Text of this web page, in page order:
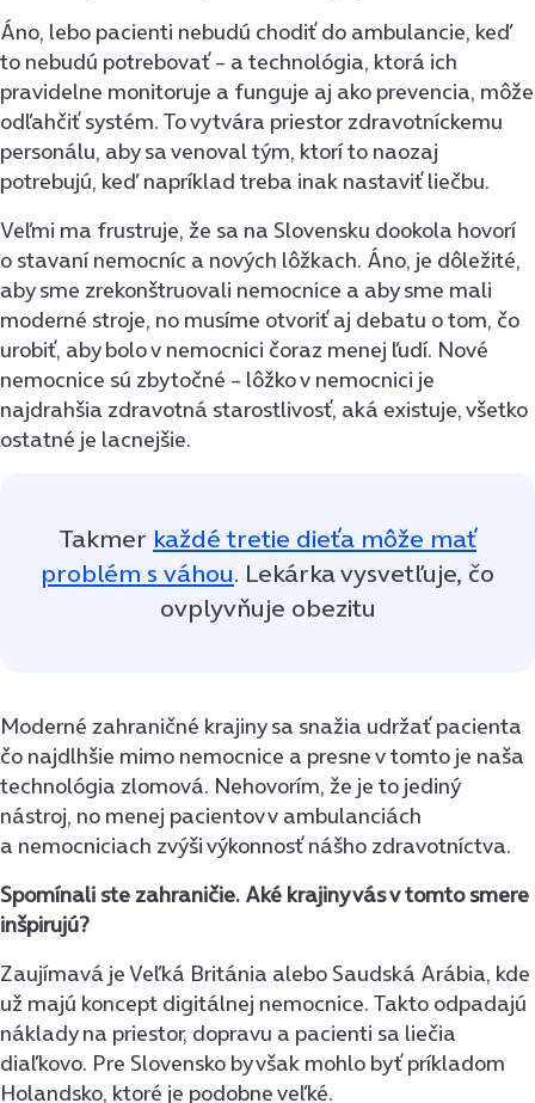
Áno, lebo pacienti nebudú chodiť do ambulancie, keď
to nebudú potrebovať – a technológia, ktorá ich
pravidelne monitoruje a funguje aj ako prevencia, môže
odľahčiť systém. To vytvára priestor zdravotníckemu
personálu, aby sa venoval tým, ktorí to naozaj
potrebujú, keď napríklad treba inak nastaviť liečbu.
Veľmi ma frustruje, že sa na Slovensku dookola hovorí
o stavaní nemocníc a nových lôžkach. Áno, je dôležité,
aby sme zrekonštruovali nemocnice a aby sme mali
moderné stroje, no musíme otvoriť aj debatu o tom, čo
urobiť, aby bolo v nemocnici čoraz menej ľudí. Nové
nemocnice sú zbytočné – lôžko v nemocnici je
najdrahšia zdravotná starostlivosť, aká existuje, všetko
ostatné je lacnejšie.
Takmer každé tretie dieťa môže mať
problém s váhou. Lekárka vysvetľuje, čo
ovplyvňuje obezitu
Moderné zahraničné krajiny sa snažia udržať pacienta
čo najdlhšie mimo nemocnice a presne v tomto je naša
technológia zlomová. Nehovorím, že je to jediný
nástroj, no menej pacientov v ambulanciách
a nemocniciach zvýši výkonnosť nášho zdravotníctva.
Spomínali ste zahraničie. Aké krajiny vás v tomto smere
inšpirujú?
Zaujímavá je Veľká Británia alebo Saudská Arábia, kde
už majú koncept digitálnej nemocnice. Takto odpadajú
náklady na priestor, dopravu a pacienti sa liečia
diaľkovo. Pre Slovensko by však mohlo byť príkladom
Holandsko, ktoré je podobne veľké.